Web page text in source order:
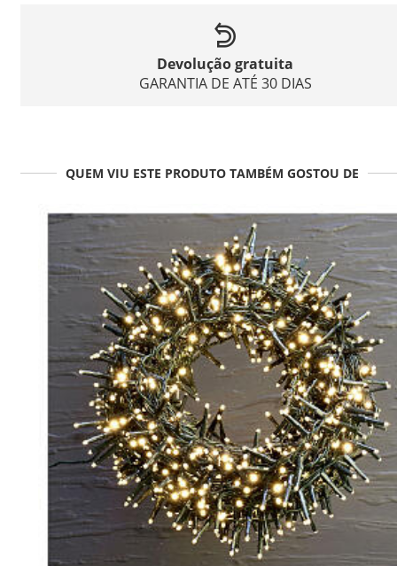
Devolução gratuita
GARANTIA DE ATÉ 30 DIAS
QUEM VIU ESTE PRODUTO TAMBÉM GOSTOU DE